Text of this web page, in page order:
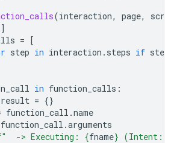
(interaction, page,
= [
step in interaction . steps if step
in function_calls :
= {}
function_call .name
function_call .arguments
"  -> Executing: {fname} (Intent: